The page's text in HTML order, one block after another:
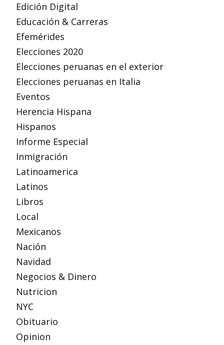
Edición Digital
Educación & Carreras
Efemérides
Elecciones 2020
Elecciones peruanas en el exterior
Elecciones peruanas en Italia
Eventos
Herencia Hispana
Hispanos
Informe Especial
Inmigración
Latinoamerica
Latinos
Libros
Local
Mexicanos
Nación
Navidad
Negocios & Dinero
Nutricion
NYC
Obituario
Opinion